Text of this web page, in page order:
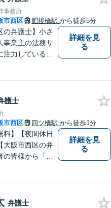
事務所
市西区 肥後橋駅 から徒歩5分
の弁護士】小さ
事業主の法務サ
力している弁
知識・経験をも
の皆様のお役に
っています。
詳細を見
る
護士
市西区 四ツ橋駅 から徒歩1分
料】【夜間休日
大阪市西区の弁
皆様から「お
詳細を見
る
弁護士